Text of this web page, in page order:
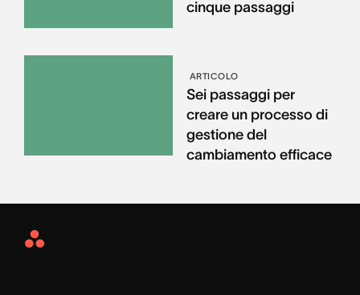
cinque passaggi
ARTICOLO
Sei passaggi per
creare un processo di
gestione del
cambiamento efficace
Asana